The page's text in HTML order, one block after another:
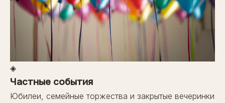
◈
Частные события
Юбилеи, семейные торжества и закрытые вечеринки